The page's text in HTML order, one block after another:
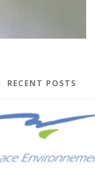
RECENT POSTS